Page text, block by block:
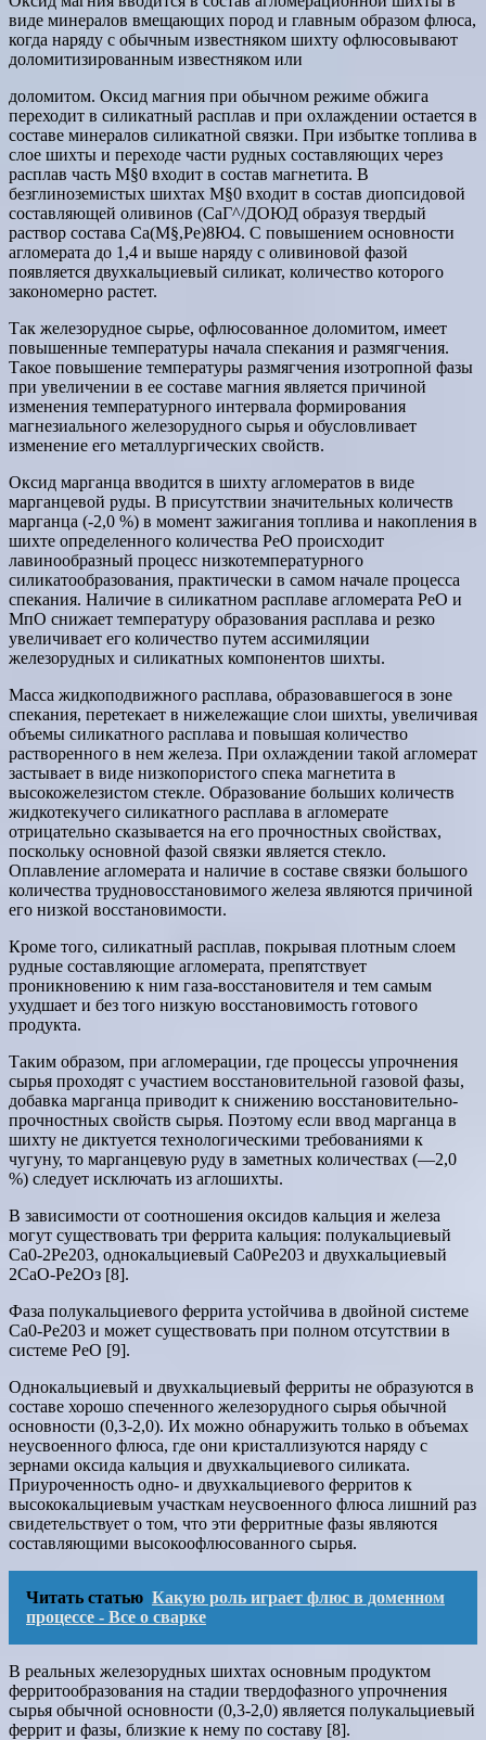
виде минералов вмещающих пород и главным образом флюса,
когда наряду с обычным известняком шихту офлюсовывают
доломитизированным известняком или
доломитом. Оксид магния при обычном режиме обжига
переходит в силикатный расплав и при охлаждении остается в
составе минералов силикатной связки. При избытке топлива в
слое шихты и переходе части рудных составляющих через
расплав часть М§0 входит в состав магнетита. В
безглиноземистых шихтах М§0 входит в состав диопсидовой
составляющей оливинов (СаГ^/ДОЮД образуя твердый
раствор состава Са(М§,Ре)8Ю4. С повышением основности
агломерата до 1,4 и выше наряду с оливиновой фазой
появляется двухкальциевый силикат, количество которого
закономерно растет.
Так железорудное сырье, офлюсованное доломитом, имеет
повышенные температуры начала спекания и размягчения.
Такое повышение температуры размягчения изотропной фазы
при увеличении в ее составе магния является причиной
изменения температурного интервала формирования
магнезиального железорудного сырья и обусловливает
изменение его металлургических свойств.
Оксид марганца вводится в шихту агломератов в виде
марганцевой руды. В присутствии значительных количеств
марганца (-2,0 %) в момент зажигания топлива и накопления в
шихте определенного количества РеО происходит
лавинообразный процесс низкотемпературного
силикатообразования, практически в самом начале процесса
спекания. Наличие в силикатном расплаве агломерата РеО и
МпО снижает температуру образования расплава и резко
увеличивает его количество путем ассимиляции
железорудных и силикатных компонентов шихты.
Масса жидкоподвижного расплава, образовавшегося в зоне
спекания, перетекает в нижележащие слои шихты, увеличивая
объемы силикатного расплава и повышая количество
растворенного в нем железа. При охлаждении такой агломерат
застывает в виде низкопористого спека магнетита в
высокожелезистом стекле. Образование больших количеств
жидкотекучего силикатного расплава в агломерате
отрицательно сказывается на его прочностных свойствах,
поскольку основной фазой связки является стекло.
Оплавление агломерата и наличие в составе связки большого
количества трудновосстановимого железа являются причиной
его низкой восстановимости.
Кроме того, силикатный расплав, покрывая плотным слоем
рудные составляющие агломерата, препятствует
проникновению к ним газа-восстановителя и тем самым
ухудшает и без того низкую восстановимость готового
продукта.
Таким образом, при агломерации, где процессы упрочнения
сырья проходят с участием восстановительной газовой фазы,
добавка марганца приводит к снижению восстановительно-
прочностных свойств сырья. Поэтому если ввод марганца в
шихту не диктуется технологическими требованиями к
чугуну, то марганцевую руду в заметных количествах (—2,0
%) следует исключать из аглошихты.
В зависимости от соотношения оксидов кальция и железа
могут существовать три феррита кальция: полукальциевый
Са0-2Ре203, однокальциевый Са0Ре203 и двухкальциевый
2СаО-Ре2Оз [8].
Фаза полукальциевого феррита устойчива в двойной системе
Са0-Ре203 и может существовать при полном отсутствии в
системе РеО [9].
Однокальциевый и двухкальциевый ферриты не образуются в
составе хорошо спеченного железорудного сырья обычной
основности (0,3-2,0). Их можно обнаружить только в объемах
неусвоенного флюса, где они кристаллизуются наряду с
зернами оксида кальция и двухкальциевого силиката.
Приуроченность одно- и двухкальциевого ферритов к
высококальциевым участкам неусвоенного флюса лишний раз
свидетельствует о том, что эти ферритные фазы являются
составляющими высокоофлюсованного сырья.
Читать статью Какую роль играет флюс в доменном
процессе - Все о сварке
В реальных железорудных шихтах основным продуктом
ферритообразования на стадии твердофазного упрочнения
сырья обычной основности (0,3-2,0) является полукальциевый
феррит и фазы, близкие к нему по составу [8].